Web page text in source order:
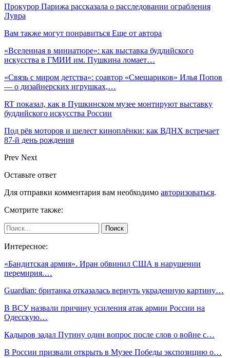
Прокурор Парижа рассказала о расследовании ограбления
Лувра
Вам также могут понравиться Еще от автора
«Вселенная в миниатюре»: как выставка буддийского
искусства в ГМИИ им. Пушкина ломает…
«Связь с миром детства»: соавтор «Смешариков» Илья Попов
— о дизайнерских игрушках,…
RT показал, как в Пушкинском музее монтируют выставку
буддийского искусства России
Под рёв моторов и шелест киноплёнки: как ВДНХ встречает
87-й день рождения
Prev Next
Оставьте ответ
Для отправки комментария вам необходимо авторизоваться.
Смотрите также:
Интересное:
«Бандитская армия». Иран обвинил США в нарушении
перемирия.…
Guardian: британка отказалась вернуть украденную картину…
В ВСУ назвали причину усиления атак армии России на
Одесскую…
Кадыров задал Путину один вопрос после слов о войне с…
В России призвали открыть в Музее Победы экспозицию о…